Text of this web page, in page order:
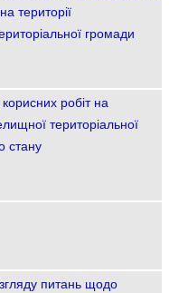
території
громади
робіт на
територіальної
стану
питань щодо